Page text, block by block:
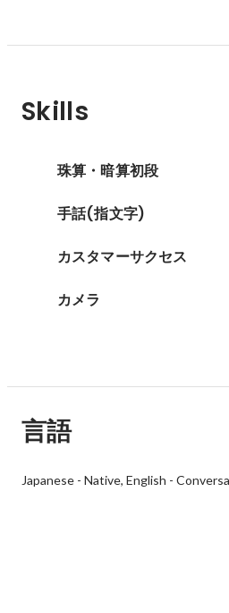
Skills
珠算・暗算初段
手話(指文字)
カスタマーサクセス
カメラ
言語
Japanese- Native English -